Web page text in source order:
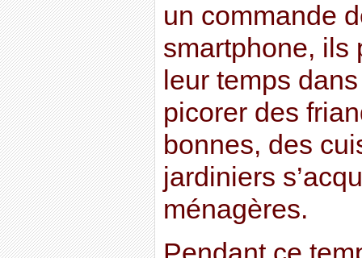
un commande
smartphone, ils
leur temps
picorer des
bonnes, des
jardiniers
ménagères.